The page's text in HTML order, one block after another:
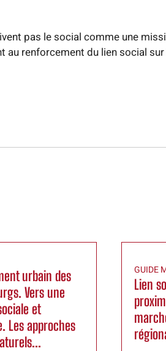
pas le social comme une
au renforcement du lien social
urbain des
Vers une
et
Les approches
GUIDE
Lien